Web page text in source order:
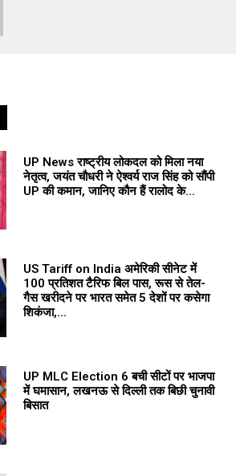
UP News राष्ट्रीय लोकदल को मिला नया
नेतृत्व, जयंत चौधरी ने ऐश्वर्य राज सिंह को सौंपी
UP की कमान, जानिए कौन हैं रालोद के...
US Tariff on India अमेरिकी सीनेट में
100 प्रतिशत टैरिफ बिल पास, रूस से तेल-
गैस खरीदने पर भारत समेत 5 देशों पर कसेगा
शिकंजा,...
UP MLC Election 6 बची सीटों पर भाजपा
में घमासान, लखनऊ से दिल्ली तक बिछी चुनावी
बिसात